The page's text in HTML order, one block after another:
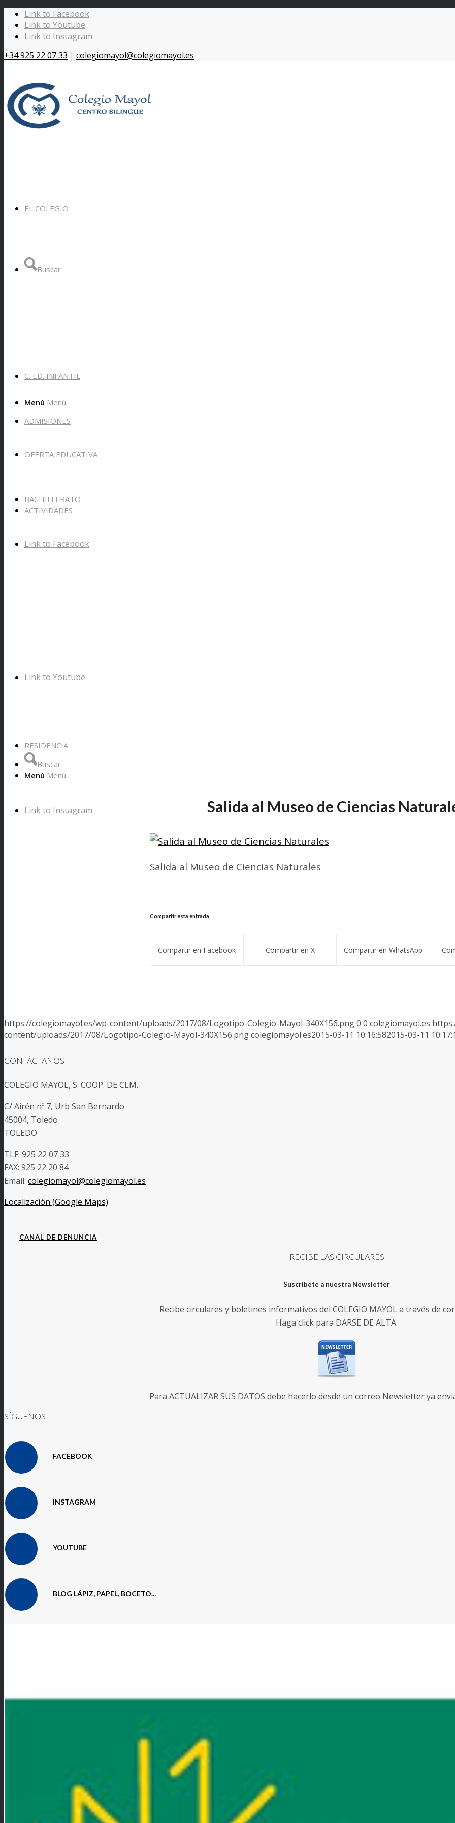
Link to Facebook
Link to Youtube
Link to Instagram
+34 925 22 07 33 | colegiomayol@colegiomayol.es
Buscar
Menú Menú
Link to Facebook
Link to Youtube
Link to Instagram
EL COLEGIO
C. ED. INFANTIL
ADMISIONES
OFERTA EDUCATIVA
BACHILLERATO
ACTIVIDADES
RESIDENCIA
Buscar
Menú Menú
Salida al Museo de Ciencias
Salida al Museo de Ciencias Naturales
Compartir esta entrada
Compartir en Facebook Compartir en X Compartir en WhatsApp
https://colegiomayol.es/wp-content/uploads/2017/08/Logotipo-Colegio-Mayol-340X156.png0 0 colegiomayol.es
content/uploads/2017/08/Logotipo-Colegio-Mayol-340X156.pngcolegiomayol.es2015-03-11 10:16:582015-03-11
CONTÁCTANOS
COLEGIO MAYOL, S. COOP. DE CLM.
C/ Airén nº 7, Urb San Bernardo
45004, Toledo
TOLEDO
TLF: 925 22 07 33
FAX: 925 22 20 84
Email: colegiomayol@colegiomayol.es
Localización (Google Maps)
CANAL DE DENUNCIA
RECIBE LAS CIRCULARES
Suscríbete a nuestra Newsletter
Recibe circulares y boletines informativos del COLEGIO MAYOL a través de
Haga click para DARSE DE ALTA.
Para ACTUALIZAR SUS DATOS debe hacerlo desde un correo Newsletter ya
SÍGUENOS
FACEBOOK
INSTAGRAM
YOUTUBE
BLOG LÁPIZ, PAPEL, BOCETO...